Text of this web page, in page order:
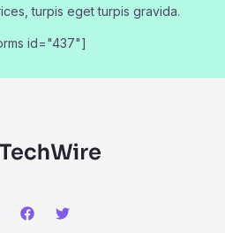
turpis eget turpis gravida.
id="437"]